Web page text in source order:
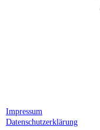
Impressum
Datenschutzerklärung